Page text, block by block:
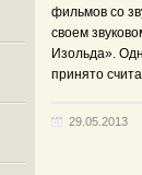
фильмов со
своем
Изольда».
принято
29.05.2013